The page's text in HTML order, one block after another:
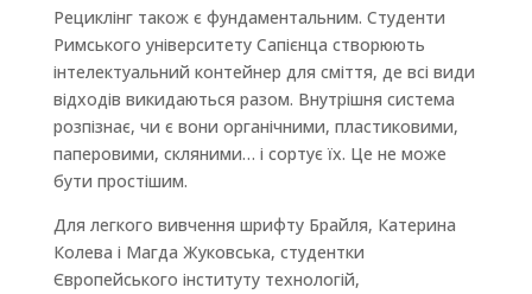
Рециклінг також є фундаментальним. Студенти
Римського університету Сапієнца створюють
інтелектуальний контейнер для сміття, де всі види
відходів викидаються разом. Внутрішня система
розпізнає, чи є вони органічними, пластиковими,
паперовими, скляними… і сортує їх. Це не може
бути простішим.
Для легкого вивчення шрифту Брайля, Катерина
Колева і Магда Жуковська, студентки
Європейського інституту технологій,